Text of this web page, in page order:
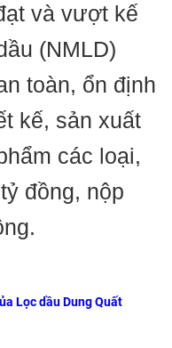
và vượt kế
(NMLD)
toàn, ổn định
kế, sản xuất
các loại,
đồng, nộp
Lọc dầu Dung Quất